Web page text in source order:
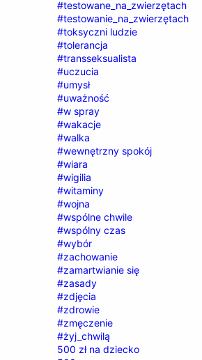
#testowane_na_zwierzętach
#testowanie_na_zwierzętach
#toksyczni ludzie
#tolerancja
#transseksualista
#uczucia
#umysł
#uważność
#w spray
#wakacje
#walka
#wewnętrzny spokój
#wiara
#wigilia
#witaminy
#wojna
#wspólne chwile
#wspólny czas
#wybór
#zachowanie
#zamartwianie się
#zasady
#zdjęcia
#zdrowie
#zmęczenie
#żyj_chwilą
500 zł na dziecko